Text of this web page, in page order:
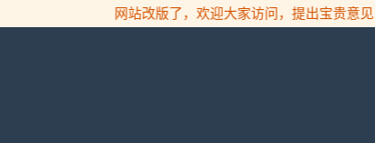
网站改版了，欢迎大家访问，提出宝贵意见！